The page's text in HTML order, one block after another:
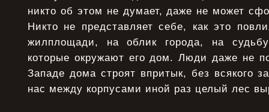
никто об этом не думает, даже не может
Никто не представляет себе, как это
жилплощади, на облик города, на
которые окружают его дом. Люди даже не
Западе дома строят впритык, без всякого
нас между корпусами иной раз целый лес